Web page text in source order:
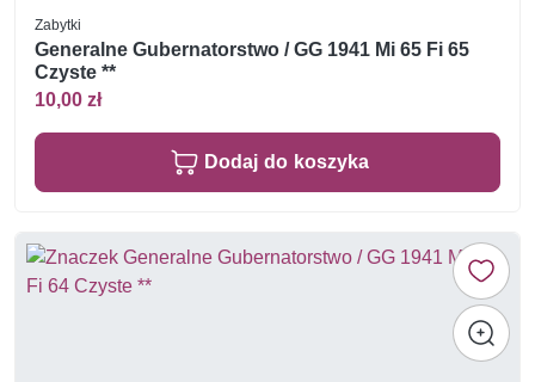
Zabytki
Generalne Gubernatorstwo / GG 1941 Mi 65 Fi 65
Czyste **
10,00 zł
Dodaj do koszyka